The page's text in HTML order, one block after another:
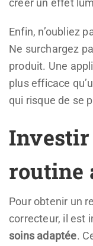
créer un effet
Enfin, n’oubliez
Ne surchargez
produit. Une
plus efficace
qui risque de se
Investir
routine
Pour obtenir un
correcteur, il est
soins adaptée.